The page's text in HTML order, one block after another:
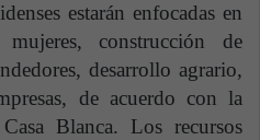
estarán enfocadas en
construcción de
desarrollo agrario,
de acuerdo con la
Blanca. Los recursos